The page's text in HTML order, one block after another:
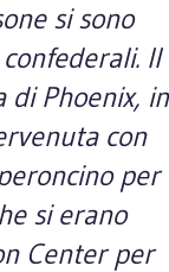
si sono
Il
Phoenix, in
con
per
si erano
Center per